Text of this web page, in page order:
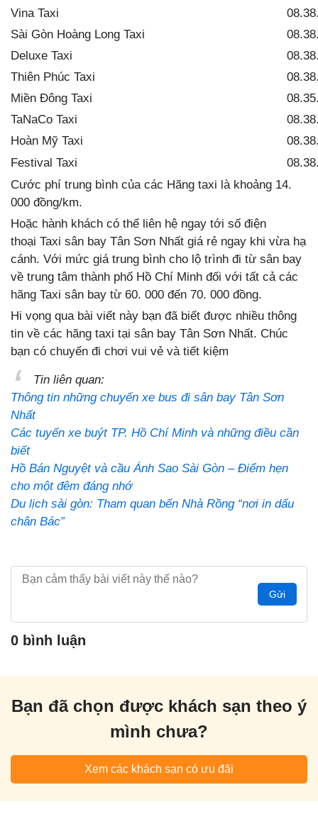
Vina Taxi
Sài Gòn Hoàng Long Taxi
Deluxe Taxi
Thiên Phúc Taxi
Miền Đông Taxi
TaNaCo Taxi
Hoàn Mỹ Taxi
Festival Taxi
Cước phí trung bình của các Hãng taxi là khoảng 14.
000 đồng/km.
Hoặc hành khách có thể liên hệ ngay tới số điện
thoại Taxi sân bay Tân Sơn Nhất giá rẻ ngay khi vừa hạ
cánh. Với mức giá trung bình cho lộ trình đi từ sân bay
về trung tâm thành phố Hồ Chí Minh đối với tất cả các
hãng Taxi sân bay từ 60. 000 đến 70. 000 đồng.
Hi vọng qua bài viết này bạn đã biết được nhiều thông
tin về các hãng taxi tại sân bay Tân Sơn Nhất. Chúc
bạn có chuyến đi chơi vui vẻ và tiết kiệm
Tin liên quan:
Thông tin những chuyến xe bus đi sân bay Tân Sơn
Nhất
Các tuyến xe buýt TP. Hồ Chí Minh và những điều cần
biết
Hồ Bán Nguyệt và cầu Ánh Sao Sài Gòn – Điểm hẹn
cho một đêm đáng nhớ
Du lịch sài gòn: Tham quan bến Nhà Rồng “nơi in dấu
chân Bác”
Gửi
0 bình luận
Bạn đã chọn được khách sạn theo ý
mình chưa?
Xem các khách sạn có ưu đãi